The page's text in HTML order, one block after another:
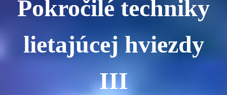
Pokročilé techniky
lietajúcej hviezdy
III